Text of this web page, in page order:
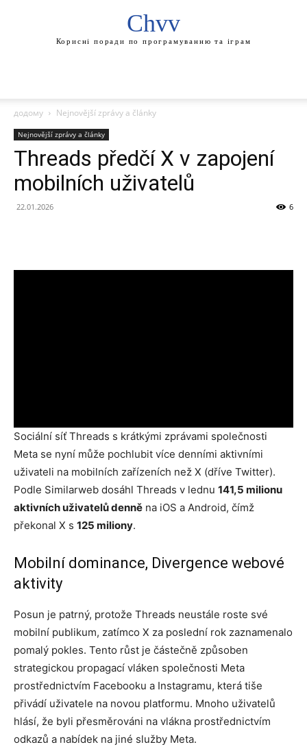
Chvv
Корисні поради по програмуванню та іграм
додому Nejnovější zprávy a články
Nejnovější zprávy a články
Threads předčí X v zapojení
mobilních uživatelů
22.01.2026 6
Sociální síť Threads s krátkými zprávami společnosti
Meta se nyní může pochlubit více denními aktivními
uživateli na mobilních zařízeních než X (dříve Twitter).
Podle Similarweb dosáhl Threads v lednu 141,5 milionu
aktivních uživatelů denně na iOS a Android, čímž
překonal X s 125 miliony.
Mobilní dominance, Divergence webové
aktivity
Posun je patrný, protože Threads neustále roste své
mobilní publikum, zatímco X za poslední rok zaznamenalo
pomalý pokles. Tento růst je částečně způsoben
strategickou propagací vláken společnosti Meta
prostřednictvím Facebooku a Instagramu, která tiše
přivádí uživatele na novou platformu. Mnoho uživatelů
hlásí, že byli přesměrováni na vlákna prostřednictvím
odkazů a nabídek na jiné služby Meta.